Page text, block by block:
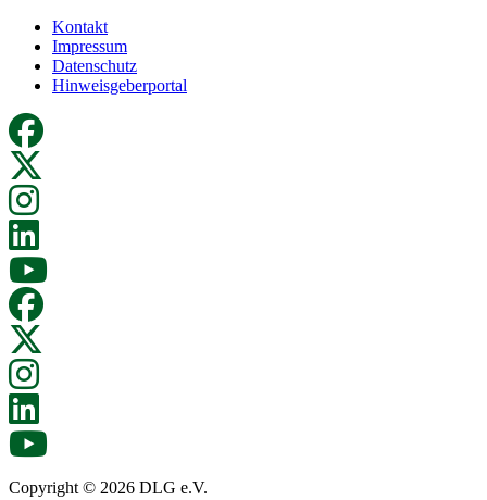
Kontakt
Impressum
Datenschutz
Hinweisgeberportal
Copyright © 2026 DLG e.V.